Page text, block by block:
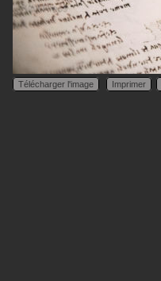
Télécharger l'image Imprimer